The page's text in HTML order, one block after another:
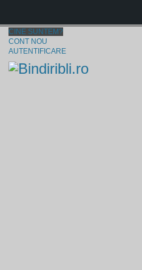
CINE SUNTEM?
CONT NOU
AUTENTIFICARE